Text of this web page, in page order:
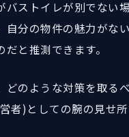
バストイレが別でない
自分の物件の魅力がな
と推測できます。
どのような対策を取る
者)としての腕の見せ所